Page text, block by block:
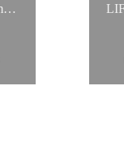
LIFE | Testemunho Processo de Coaching: “Contactei a Anita para um processo de life coaching.... Foi a melhor decisão dos últimos tempos!”